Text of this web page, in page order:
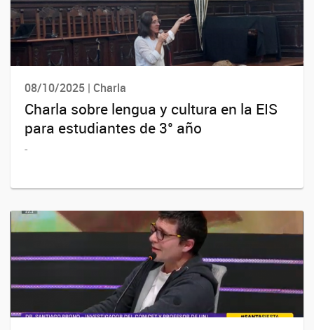
08/10/2025 | Charla
Charla sobre lengua y cultura en la EIS
para estudiantes de 3° año
-